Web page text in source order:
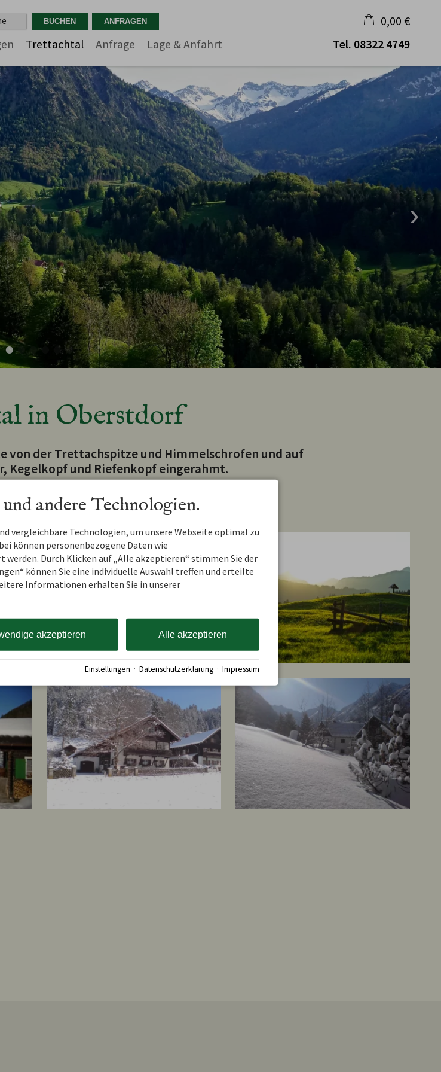
Trettachtal Anfrage Lage & Anfahrt Tel. 08322 4749
0,00 €
×
Warenkorb ist leer
in Oberstdorf
von der Trettachspitze und Himmelschrofen und auf
Kegelkopf und Riefenkopf eingerahmt.
andere Technologien.
vergleichbare Technologien, um unsere Webseite optimal zu
können personenbezogene Daten wie
Durch Klicken auf „Alle akzeptieren“ stimmen Sie der
können Sie eine individuelle Auswahl treffen und erteilte
Informationen erhalten Sie in unserer
Alle akzeptieren
akzeptieren
Einstellungen · Datenschutzerklärung · Impressum